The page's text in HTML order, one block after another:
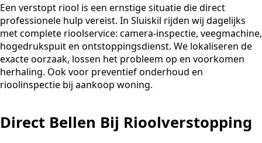
Een verstopt riool is een ernstige situatie die direct
professionele hulp vereist. In Sluiskil rijden wij dagelijks
met complete rioolservice: camera-inspectie, veegmachine,
hogedrukspuit en ontstoppingsdienst. We lokaliseren de
exacte oorzaak, lossen het probleem op en voorkomen
herhaling. Ook voor preventief onderhoud en
rioolinspectie bij aankoop woning.
Direct Bellen Bij Rioolverstopping